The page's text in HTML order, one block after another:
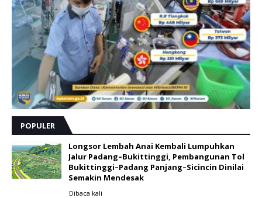
POPULER
Longsor Lembah Anai Kembali Lumpuhkan
Jalur Padang–Bukittinggi, Pembangunan Tol
Bukittinggi–Padang Panjang–Sicincin Dinilai
Semakin Mendesak
Dibaca kali